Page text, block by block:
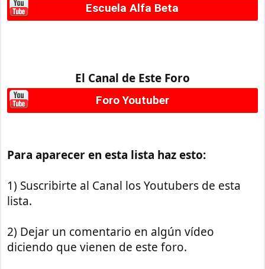
Escuela Alfa Beta
El Canal de Este Foro
Foro Youtuber
Para aparecer en esta lista haz esto:
1) Suscribirte al Canal los Youtubers de esta
lista.
2) Dejar un comentario en algún vídeo
diciendo que vienen de este foro.